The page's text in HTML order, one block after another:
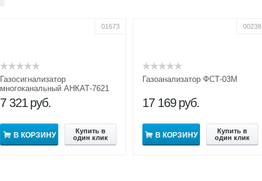
01673
Газосигнализатор
многоканальный АНКАТ-7621
7 321 руб.
В КОРЗИНУ
Купить в
один клик
00238
Газоанализатор ФСТ-03М
17 169 руб.
В КОРЗИНУ
Купить в
один клик